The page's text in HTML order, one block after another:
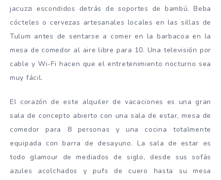
jacuzzi escondidos detrás de soportes de bambú. Beba
cócteles o cervezas artesanales locales en las sillas de
Tulum antes de sentarse a comer en la barbacoa en la
mesa de comedor al aire libre para 10. Una televisión por
cable y Wi-Fi hacen que el entretenimiento nocturno sea
muy fácil.
El corazón de este alquiler de vacaciones es una gran
sala de concepto abierto con una sala de estar, mesa de
comedor para 8 personas y una cocina totalmente
equipada con barra de desayuno. La sala de estar es
todo glamour de mediados de siglo, desde sus sofás
azules acolchados y pufs de cuero hasta su mesa